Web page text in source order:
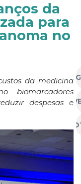
da
para
no
da medicina
biomarcadores
despesas e